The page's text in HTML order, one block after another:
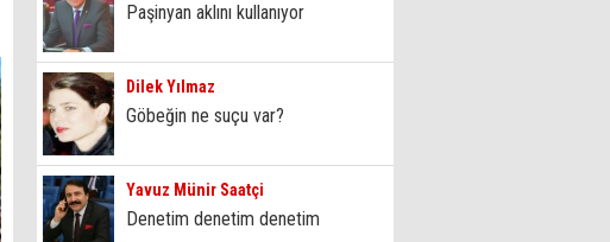
Paşinyan aklını kullanıyor
Dilek Yılmaz
Göbeğin ne suçu var?
Yavuz Münir Saatçi
Denetim denetim denetim